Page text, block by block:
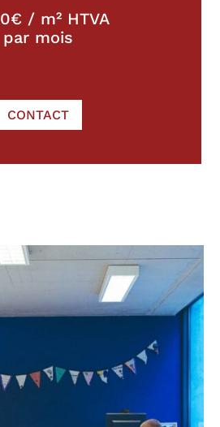
/ m² HTVA
par mois
CONTACT